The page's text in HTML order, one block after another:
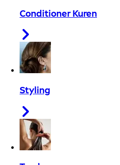
Conditioner Kuren
Styling